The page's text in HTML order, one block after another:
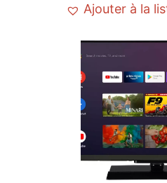
Ajouter à la